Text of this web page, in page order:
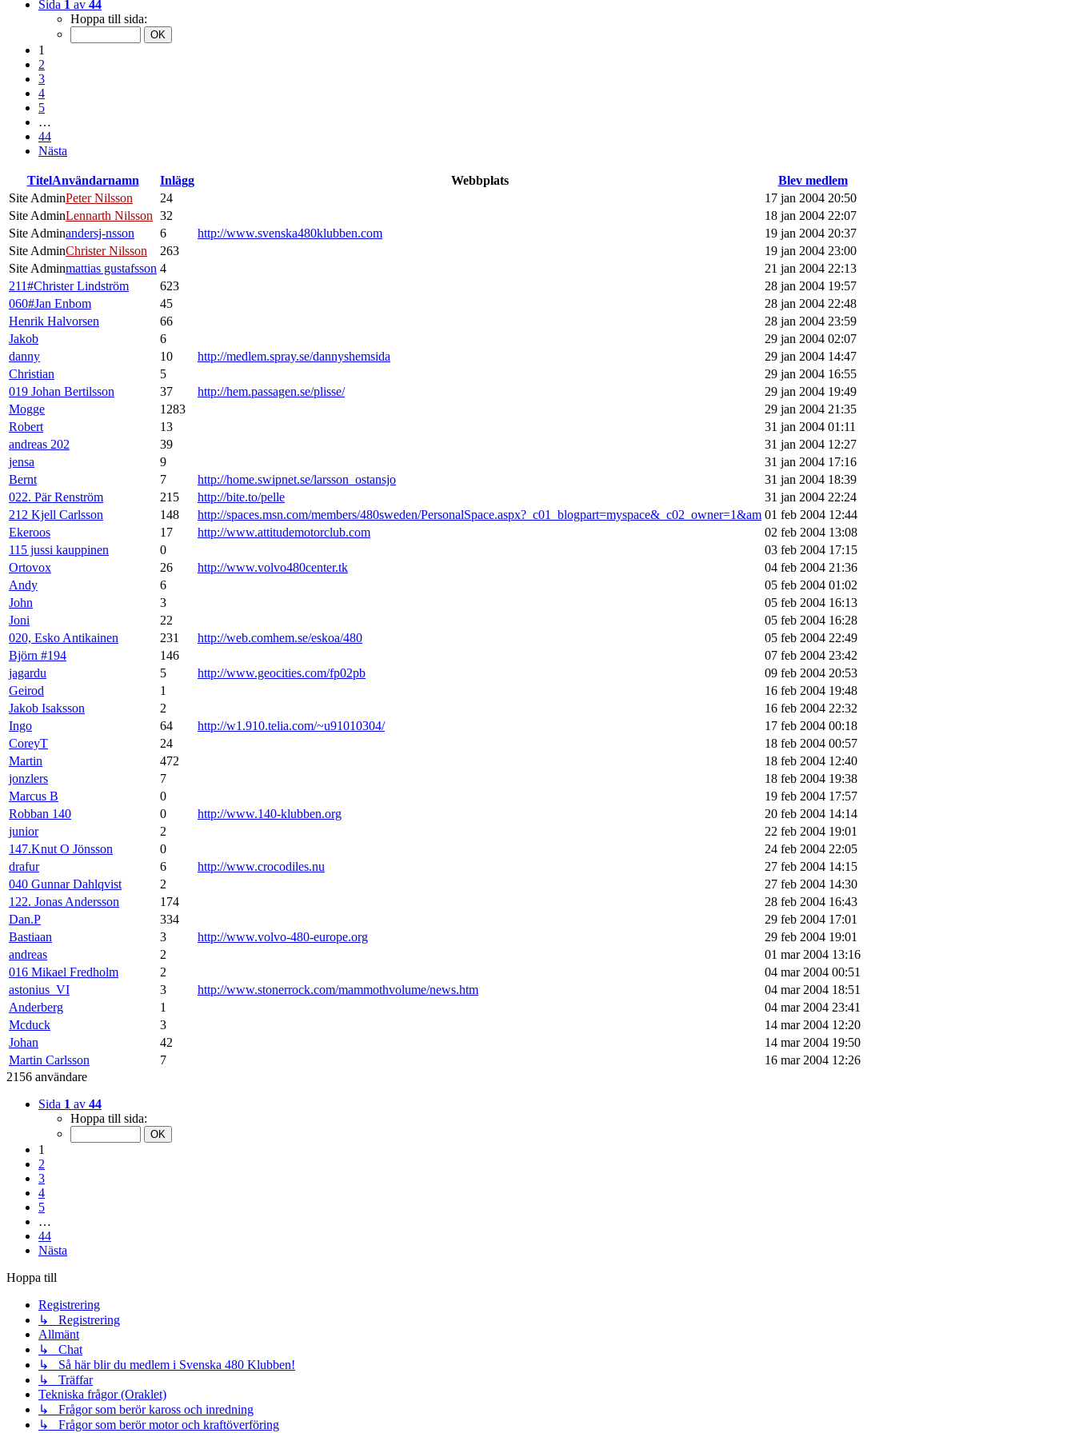
Sida 1 av 44
Hoppa till sida:
1
2
3
4
5
…
44
Nästa
TitelAnvändarnamn Inlägg Webbplats
Blev medlem
Site AdminPeter Nilsson 24
17 jan 2004 20:50
Site AdminLennarth Nilsson 32
18 jan 2004 22:07
Site Adminandersj-nsson 6 http://www.svenska480klubben.com
19 jan 2004 20:37
Site AdminChrister Nilsson 263
19 jan 2004 23:00
Site Adminmattias gustafsson 4
21 jan 2004 22:13
211#Christer Lindström
623
28 jan 2004 19:57
060#Jan Enbom
45
28 jan 2004 22:48
Henrik Halvorsen
66
28 jan 2004 23:59
Jakob
6
29 jan 2004 02:07
danny
10 http://medlem.spray.se/dannyshemsida
29 jan 2004 14:47
Christian
5
29 jan 2004 16:55
019 Johan Bertilsson
37 http://hem.passagen.se/plisse/
29 jan 2004 19:49
Mogge
1283
29 jan 2004 21:35
Robert
13
31 jan 2004 01:11
andreas 202
39
31 jan 2004 12:27
jensa
9
31 jan 2004 17:16
Bernt
7 http://home.swipnet.se/larsson_ostansjo
31 jan 2004 18:39
022. Pär Renström
215 http://bite.to/pelle
31 jan 2004 22:24
212 Kjell Carlsson
148 http://spaces.msn.com/members/480sweden/PersonalSpace.aspx?_c01_blogpart=myspace&_c02_owner=1&am 01 feb 2004 12:44
Ekeroos
17 http://www.attitudemotorclub.com
02 feb 2004 13:08
115 jussi kauppinen
0
03 feb 2004 17:15
Ortovox
26 http://www.volvo480center.tk
04 feb 2004 21:36
Andy
6
05 feb 2004 01:02
John
3
05 feb 2004 16:13
Joni
22
05 feb 2004 16:28
020, Esko Antikainen
231 http://web.comhem.se/eskoa/480
05 feb 2004 22:49
Björn #194
146
07 feb 2004 23:42
jagardu
5 http://www.geocities.com/fp02pb
09 feb 2004 20:53
Geirod
1
16 feb 2004 19:48
Jakob Isaksson
2
16 feb 2004 22:32
Ingo
64 http://w1.910.telia.com/~u91010304/
17 feb 2004 00:18
CoreyT
24
18 feb 2004 00:57
Martin
472
18 feb 2004 12:40
jonzlers
7
18 feb 2004 19:38
Marcus B
0
19 feb 2004 17:57
Robban 140
0 http://www.140-klubben.org
20 feb 2004 14:14
junior
2
22 feb 2004 19:01
147.Knut O Jönsson
0
24 feb 2004 22:05
drafur
6 http://www.crocodiles.nu
27 feb 2004 14:15
040 Gunnar Dahlqvist
2
27 feb 2004 14:30
122. Jonas Andersson
174
28 feb 2004 16:43
Dan.P
334
29 feb 2004 17:01
Bastiaan
3 http://www.volvo-480-europe.org
29 feb 2004 19:01
andreas
2
01 mar 2004 13:16
016 Mikael Fredholm
2
04 mar 2004 00:51
astonius_VI
3 http://www.stonerrock.com/mammothvolume/news.htm
04 mar 2004 18:51
Anderberg
1
04 mar 2004 23:41
Mcduck
3
14 mar 2004 12:20
Johan
42
14 mar 2004 19:50
Martin Carlsson
7
16 mar 2004 12:26
2156 användare
Sida 1 av 44
Hoppa till sida:
1
2
3
4
5
…
44
Nästa
Hoppa till
Registrering
↳ Registrering
Allmänt
↳ Chat
↳ Så här blir du medlem i Svenska 480 Klubben!
↳ Träffar
Tekniska frågor (Oraklet)
↳ Frågor som berör kaross och inredning
↳ Frågor som berör motor och kraftöverföring